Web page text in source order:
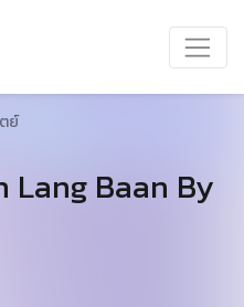
ย์
Lang Baan By